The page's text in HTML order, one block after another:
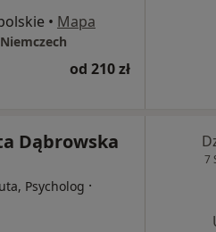
• Mapa
od 210 zł
Dąbrowska
Psycholog ·
7